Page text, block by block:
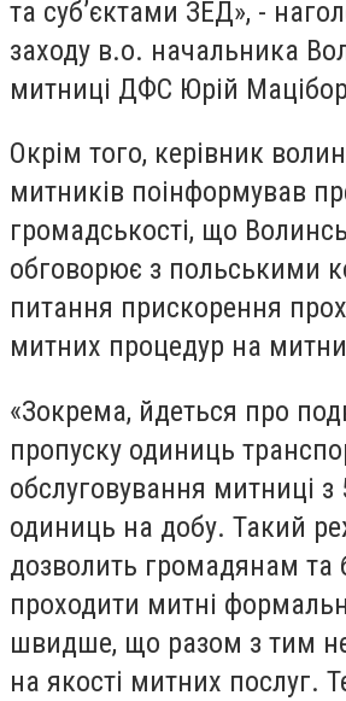
та суб’єктами ЗЕД», -
заходу в.о. начальника
митниці ДФС Юрій
Окрім того, керівник
митників поінформував
громадськості, що
обговорює з польськими
питання прискорення
митних процедур на
«Зокрема, йдеться про
пропуску одиниць
обслуговування митниці
одиниць на добу. Такий
дозволить громадянам та
проходити митні
швидше, що разом з тим
на якості митних послуг.